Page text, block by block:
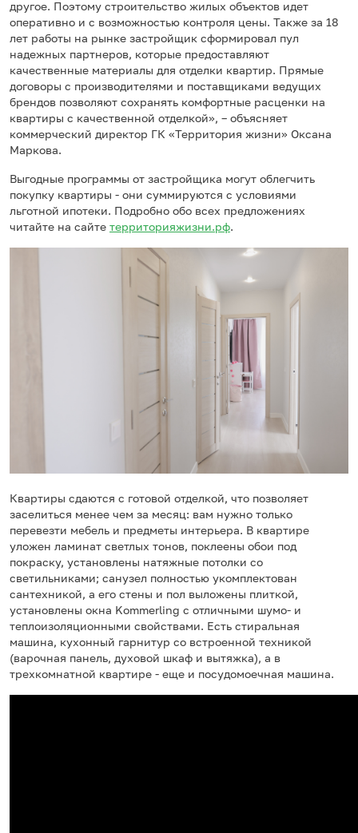
другое. Поэтому строительство жилых объектов идет
оперативно и с возможностью контроля цены. Также за 18
лет работы на рынке застройщик сформировал пул
надежных партнеров, которые предоставляют
качественные материалы для отделки квартир. Прямые
договоры с производителями и поставщиками ведущих
брендов позволяют сохранять комфортные расценки на
квартиры с качественной отделкой», – объясняет
коммерческий директор ГК «Территория жизни» Оксана
Маркова.
Выгодные программы от застройщика могут облегчить
покупку квартиры - они суммируются с условиями
льготной ипотеки. Подробно обо всех предложениях
читайте на сайте территорияжизни.рф.
Квартиры сдаются с готовой отделкой, что позволяет
заселиться менее чем за месяц: вам нужно только
перевезти мебель и предметы интерьера. В квартире
уложен ламинат светлых тонов, поклеены обои под
покраску, установлены натяжные потолки со
светильниками; санузел полностью укомплектован
сантехникой, а его стены и пол выложены плиткой,
установлены окна Kommerling с отличными шумо- и
теплоизоляционными свойствами. Есть стиральная
машина, кухонный гарнитур со встроенной техникой
(варочная панель, духовой шкаф и вытяжка), а в
трехкомнатной квартире - еще и посудомоечная машина.